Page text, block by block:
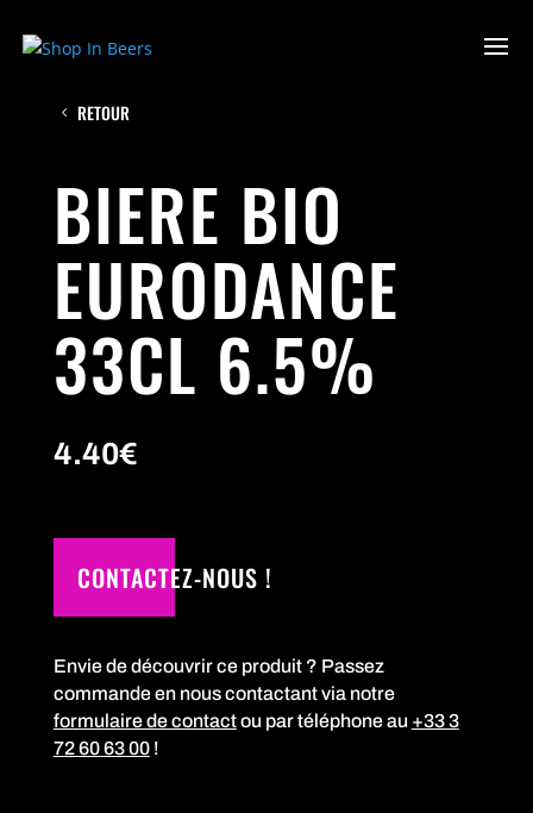
RETOUR
BIERE BIO
EURODANCE
33CL 6.5%
4.40€
CONTACTEZ-NOUS !
Envie de découvrir ce produit ? Passez
commande en nous contactant via notre
formulaire de contactou par téléphone au +33 3
72 60 63 00!